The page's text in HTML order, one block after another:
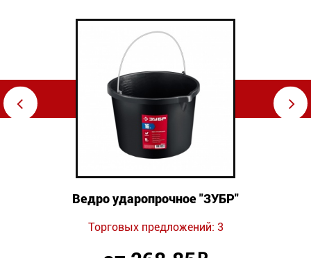
⇦
Ведро ударопрочное "ЗУБР"
Торговых предложений: 3
⇨